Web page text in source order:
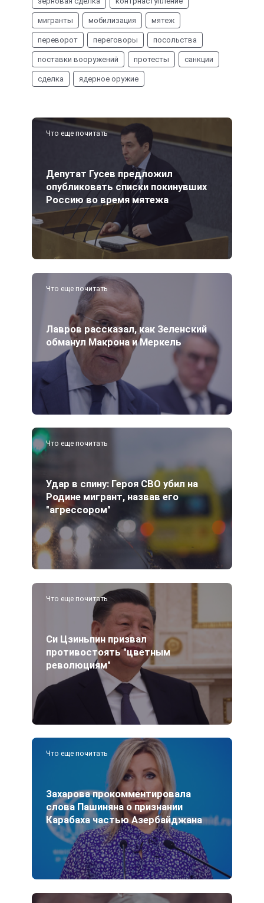
мигранты мобилизация мятеж
переворот переговоры посольства
поставки вооружений протесты санкции
сделка ядерное оружие
Что еще почитать
Депутат Гусев предложил
опубликовать списки покинувших
Россию во время мятежа
Что еще почитать
Лавров рассказал, как Зеленский
обманул Макрона и Меркель
Что еще почитать
Удар в спину: Героя СВО убил на
Родине мигрант, назвав его
"агрессором"
Что еще почитать
Си Цзиньпин призвал
противостоять "цветным
революциям"
Что еще почитать
Захарова прокомментировала
слова Пашиняна о признании
Карабаха частью Азербайджана